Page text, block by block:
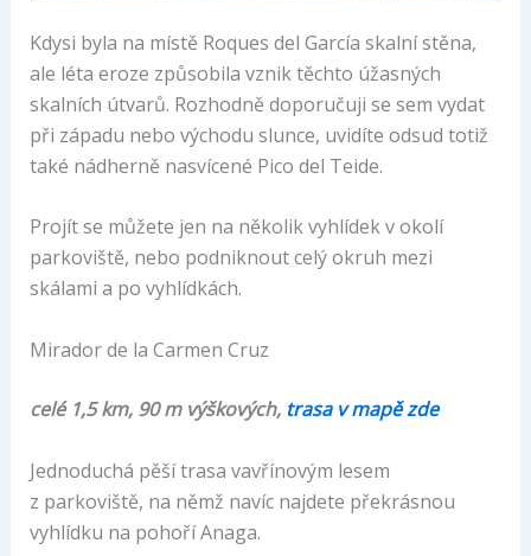
Kdysi byla na místě Roques del García skalní stěna,
ale léta eroze způsobila vznik těchto úžasných
skalních útvarů. Rozhodně doporučuji se sem vydat
při západu nebo východu slunce, uvidíte odsud totiž
také nádherně nasvícené Pico del Teide.
Projít se můžete jen na několik vyhlídek v okolí
parkoviště, nebo podniknout celý okruh mezi
skálami a po vyhlídkách.
Mirador de la Carmen Cruz
celé 1,5 km, 90 m výškových, trasa v mapě zde
Jednoduchá pěší trasa vavřínovým lesem
z parkoviště, na němž navíc najdete překrásnou
vyhlídku na pohoří Anaga.